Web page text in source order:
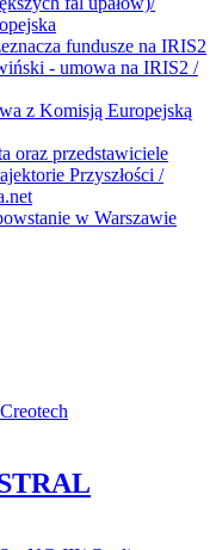
fundusze na IRIS2
z Komisją Europejską
w Warszawie